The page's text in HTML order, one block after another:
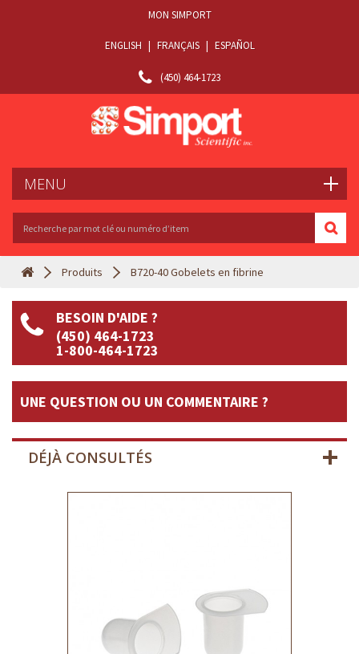
(450) 464-1723
ENGLISH | FRANÇAIS | ESPAÑOL
MON SIMPORT
MENU
Produits B720-40 Gobelets en fibrine
BESOIN D'AIDE ?
(450) 464-1723
1-800-464-1723
UNE QUESTION OU UN COMMENTAIRE ?
DÉJÀ CONSULTÉS